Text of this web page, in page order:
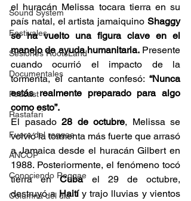
Sound System
Festivales
Sesiones RootsLand
Documentales
Podcast
Rastafari
Fuera del reggae
ANCOP
Conociendo Reggae
Columna del día
el huracán Melissa tocara tierra en su
país natal, el artista jamaiquino Shaggy
se ha vuelto una figura clave en el
manejo de ayuda humanitaria. Presente
cuando ocurrió el impacto de la
tormenta, el cantante confesó: “Nunca
estás realmente preparado para algo
como esto”.
El pasado 28 de octubre, Melissa se
volvió la tormenta más fuerte que arrasó
a Jamaica desde el huracán Gilbert en
1988. Posteriormente, el fenómeno tocó
tierra en Cuba el 29 de octubre,
destruyó a Haití y trajo lluvias y vientos